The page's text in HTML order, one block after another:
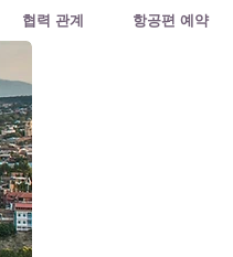
협력 관계 항공편 예약